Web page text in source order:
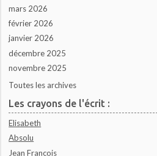
mars 2026
février 2026
janvier 2026
décembre 2025
novembre 2025
Toutes les archives
Les crayons de l'écrit :
Elisabeth
Absolu
Jean François